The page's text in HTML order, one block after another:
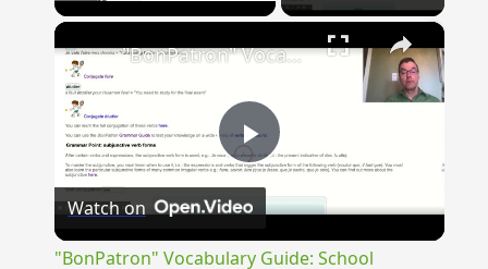
×
Play
"BonPatron" Vocabulary Guide: School
Watch on
"BonPatron" Vocabulary Guide: School